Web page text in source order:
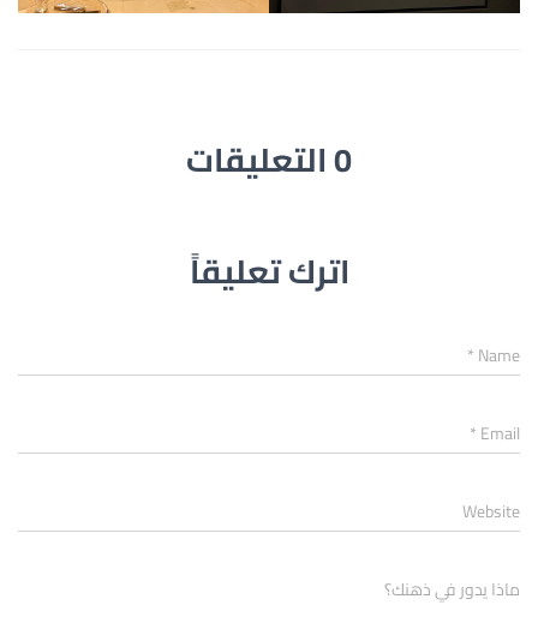
0 التعليقات
اترك تعليقاً
Name
*
Email
*
Website
ماذا يدور في ذهنك؟